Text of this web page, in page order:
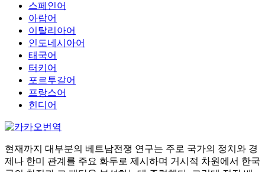
스페인어
아랍어
이탈리아어
인도네시아어
태국어
터키어
포르투갈어
프랑스어
힌디어
현재까지 대부분의 베트남전쟁 연구는 주로 국가의 정치와 경
제나 한미 관계를 주요 화두로 제시하며 거시적 차원에서 한국